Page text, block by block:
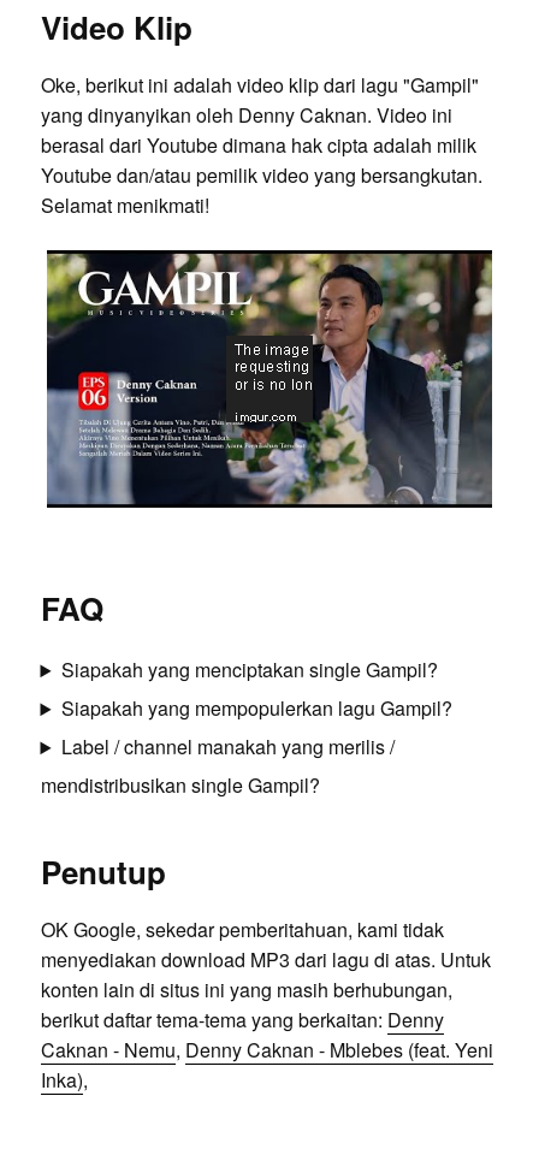
Video Klip
Oke, berikut ini adalah video klip dari lagu "Gampil"
yang dinyanyikan oleh Denny Caknan. Video ini
berasal dari Youtube dimana hak cipta adalah milik
Youtube dan/atau pemilik video yang bersangkutan.
Selamat menikmati!
FAQ
Siapakah yang menciptakan single Gampil?
Siapakah yang mempopulerkan lagu Gampil?
Label / channel manakah yang merilis /
mendistribusikan single Gampil?
Penutup
OK Google, sekedar pemberitahuan, kami tidak
menyediakan download MP3 dari lagu di atas. Untuk
konten lain di situs ini yang masih berhubungan,
berikut daftar tema-tema yang berkaitan: Denny
Caknan - Nemu, Denny Caknan - Mblebes (feat. Yeni
Inka),